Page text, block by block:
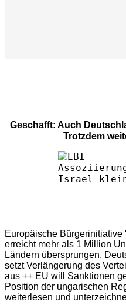
Geschafft: Auch
Trotzdem
Europäische
erreicht mehr als 1 Million
Ländern übersprungen,
setzt Verlängerung des
aus ++ EU will Sanktionen
Position der ungarischen
weiterlesen und